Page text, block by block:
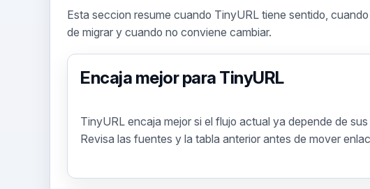
Esta seccion resume cuando TinyURL tiene sentido,
de migrar y cuando no conviene cambiar.
Encaja mejor para TinyURL
TinyURL encaja mejor si el flujo actual ya depende de
Revisa las fuentes y la tabla anterior antes de mover